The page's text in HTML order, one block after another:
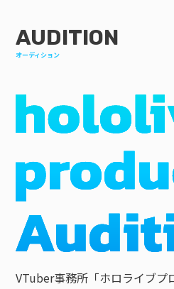
AUDITION
オーディション
VTuber事務所「ホロライブプ